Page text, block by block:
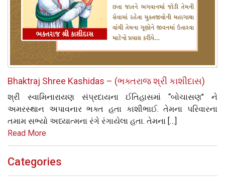
Bhaktraj Shree Kashidas – (ભક્તરાજ શ્રી કાશીદાસ)
શ્રી સ્વામિનારાયણ સંપ્રદાયના ઈતિહાસમાં ‘‘બોચાસણ’’ ને
અમરસ્થાન અપાવનાર ભક્ત હતા કાશીભાઈ. તેમના પરિવારના
તમામ સભ્યો અધ્યાત્મના રંગે રંગાયેલા હતા. તેમના […]
Read More
Categories